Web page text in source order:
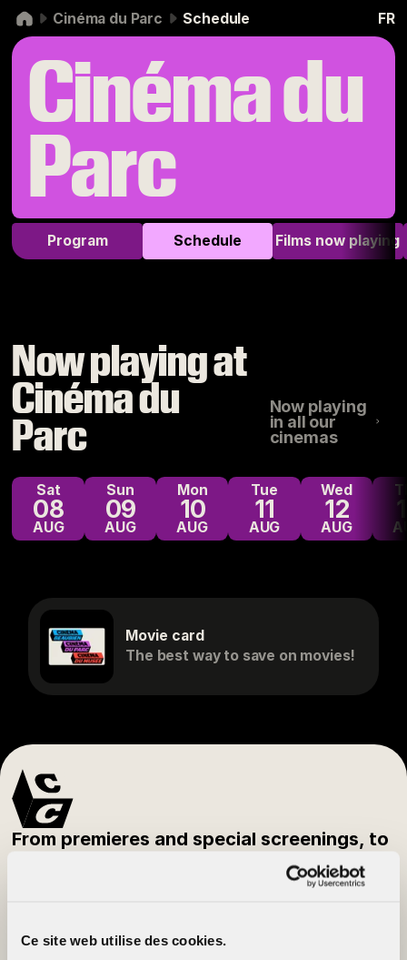
Ce site web utilise des cookies.
Skip to navigation
Skip to content
Cinéma du Parc Schedule FR
Cinéma du
Parc
Program Schedule Films now playing
Now playing at
Cinéma du
Parc
Now playing
in all our
cinemas
Sat
08
AUG
Sun
09
AUG
Mon
10
AUG
Tue
11
AUG
Wed
12
AUG
Movie card
The best way to save on movies!
From premieres and special screenings, to
festivals and classic films — be the first to
know what’s playing each week.